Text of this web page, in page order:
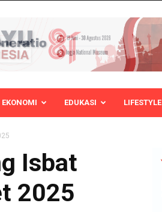
EKONOMI EDUKASI LIFESTYLE
Isbat
2025